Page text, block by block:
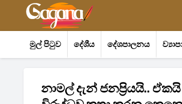
මුල් පිටුව දේශීය දේශපාලනය
නාමල් දැන් ජනප්‍රියයි..